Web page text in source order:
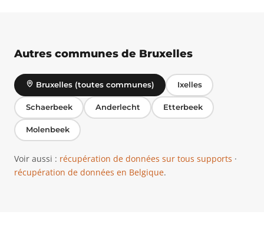
Autres communes de Bruxelles
Bruxelles (toutes communes) Ixelles
Schaerbeek Anderlecht Etterbeek
Molenbeek
Voir aussi : récupération de données sur tous supports ·
récupération de données en Belgique.